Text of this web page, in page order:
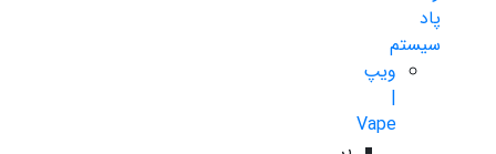
پاد
سیستم
ویپ
|
Vape